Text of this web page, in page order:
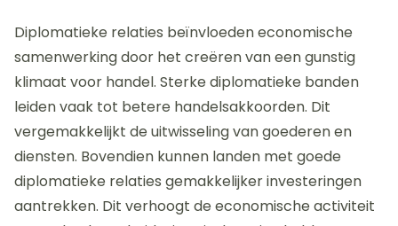
Diplomatieke relaties beïnvloeden economische
samenwerking door het creëren van een gunstig
klimaat voor handel. Sterke diplomatieke banden
leiden vaak tot betere handelsakkoorden. Dit
vergemakkelijkt de uitwisseling van goederen en
diensten. Bovendien kunnen landen met goede
diplomatieke relaties gemakkelijker investeringen
aantrekken. Dit verhoogt de economische activiteit